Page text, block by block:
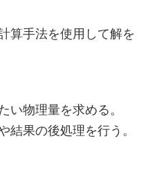
算手法を使用して解を
物理量を求める。
果の後処理を行う。